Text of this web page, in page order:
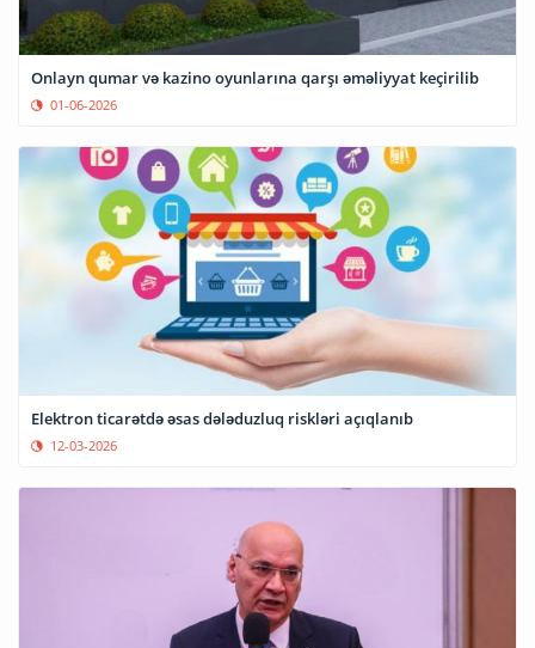
Onlayn qumar və kazino oyunlarına qarşı əməliyyat keçirilib
01-06-2026
Elektron ticarətdə əsas dələduzluq riskləri açıqlanıb
12-03-2026